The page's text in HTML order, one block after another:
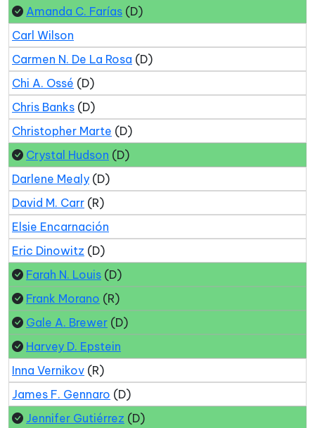
Amanda C. Farías (D)
Carl Wilson
Carmen N. De La Rosa (D)
Chi A. Ossé (D)
Chris Banks (D)
Christopher Marte (D)
Crystal Hudson (D)
Darlene Mealy (D)
David M. Carr (R)
Elsie Encarnación
Eric Dinowitz (D)
Farah N. Louis (D)
Frank Morano (R)
Gale A. Brewer (D)
Harvey D. Epstein
Inna Vernikov (R)
James F. Gennaro (D)
Jennifer Gutiérrez (D)